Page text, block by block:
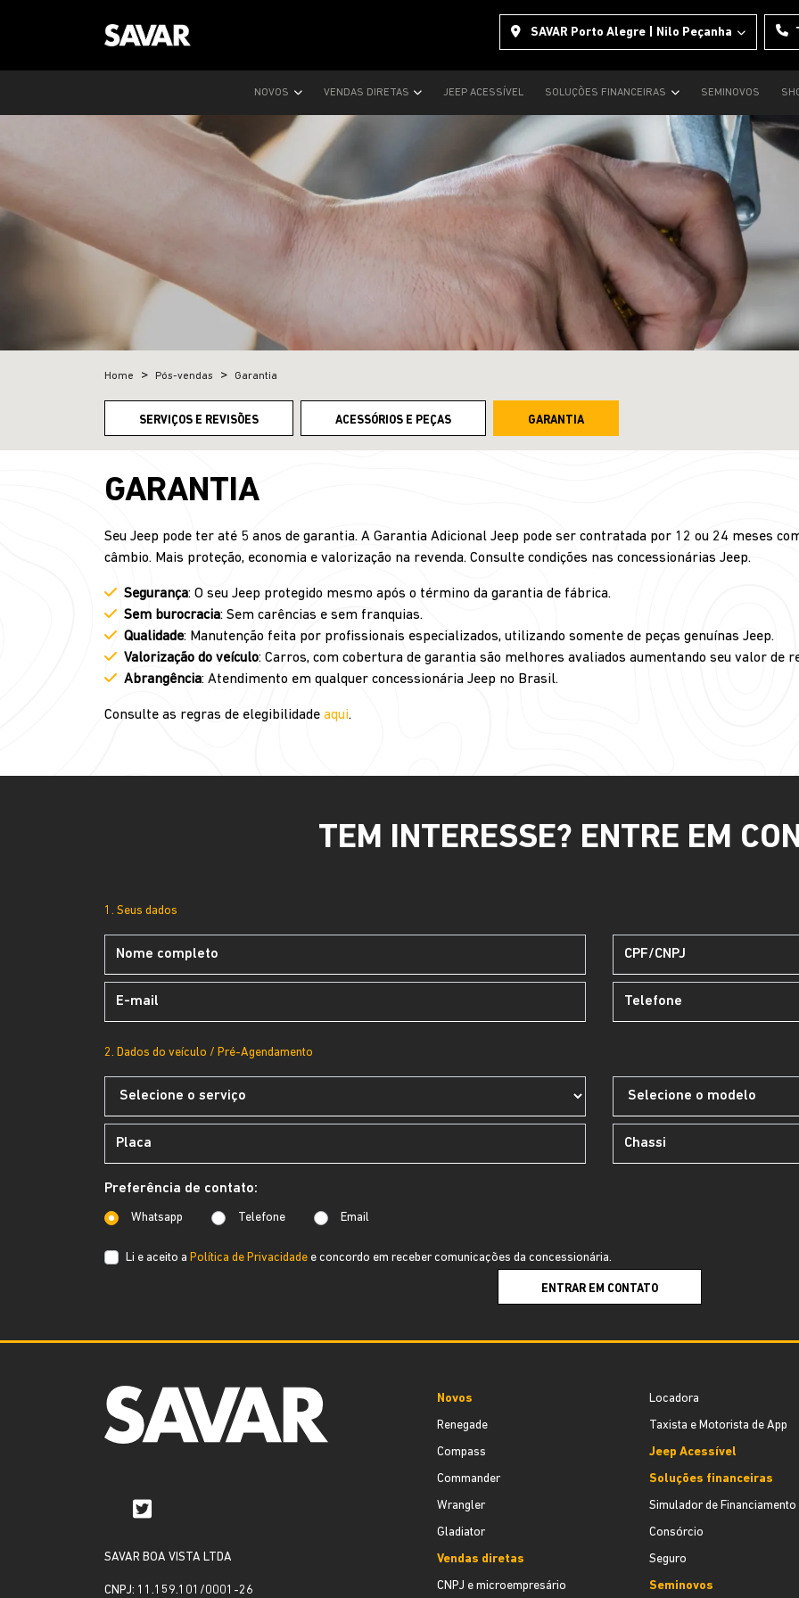
SAVAR Porto Alegre | Nilo Peçanha
NOVOS VENDAS DIRETAS JEEP ACESSÍVEL SOLUÇÕES FINANCEIRAS SEMINOVOS
Home Pós-vendas Garantia
SERVIÇOS E REVISÕES ACESSÓRIOS E PEÇAS GARANTIA
GARANTIA
Seu Jeep pode ter até 5 anos de garantia. A Garantia Adicional Jeep pode ser contratada por 12 ou 24 meses
câmbio. Mais proteção, economia e valorização na revenda. Consulte condições nas concessionárias Jeep.
Segurança: O seu Jeep protegido mesmo após o término da garantia de fábrica.
Sem burocracia: Sem carências e sem franquias.
Qualidade: Manutenção feita por profissionais especializados, utilizando somente de peças genuínas Jeep.
Valorização do veículo: Carros, com cobertura de garantia são melhores avaliados aumentando seu valor de
Abrangência: Atendimento em qualquer concessionária Jeep no Brasil.
Consulte as regras de elegibilidade aqui.
TEM INTERESSE? ENTRE EM
1. Seus dados
2. Dados do veículo / Pré-Agendamento
Preferência de contato:
Whatsapp Telefone Email
Li e aceito a Política de Privacidade e concordo em receber comunicações da concessionária.
ENTRAR EM CONTATO
SAVAR BOA VISTA LTDA
CNPJ: 11.159.101/0001-26
Novos
Renegade
Compass
Commander
Wrangler
Gladiator
Vendas diretas
CNPJ e microempresário
Locadora
Taxista e Motorista de App
Jeep Acessível
Soluções financeiras
Simulador de Financiamento
Consórcio
Seguro
Seminovos